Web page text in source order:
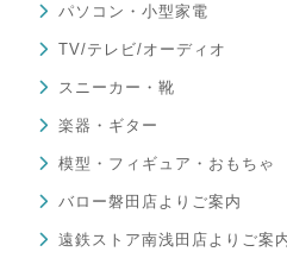
パソコン・小型家電
TV/テレビ/オーディオ
スニーカー・靴
楽器・ギター
模型・フィギュア・おもちゃ
バロー磐田店よりご案内
遠鉄ストア南浅田店よりご案